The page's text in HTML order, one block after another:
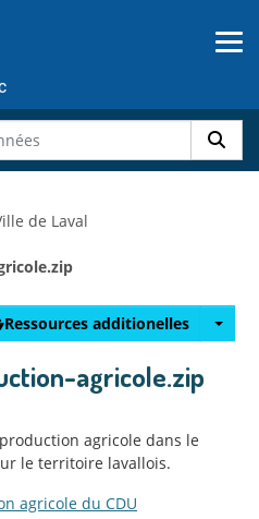
de Laval
Ressources additionelles
agricole.zip
agricole dans le
le territoire lavallois.
agricole du CDU